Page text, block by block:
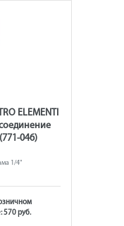
ELEMENTI
046)
1/4"
570 руб.